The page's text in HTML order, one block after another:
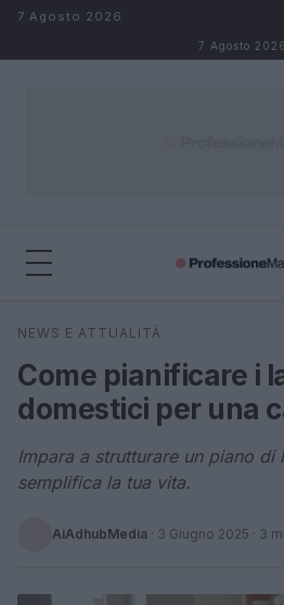
Salta al contenuto
7 Agosto 2026
7 Agosto 2026
Cerca
NEWS E ATTUALITÀ
Come pianificare i
domestici per una
Impara a strutturare un piano
semplifica la tua vita.
AiAdhubMedia · 3 Giugno 2025 · 3